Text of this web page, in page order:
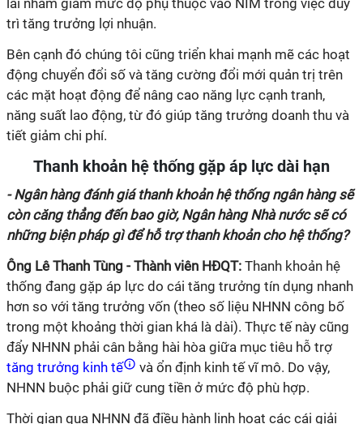
lãi nhằm giảm mức độ phụ thuộc vào NIM trong việc duy
trì tăng trưởng lợi nhuận.
Bên cạnh đó chúng tôi cũng triển khai mạnh mẽ các hoạt
động chuyển đổi số và tăng cường đổi mới quản trị trên
các mặt hoạt động để nâng cao năng lực cạnh tranh,
năng suất lao động, từ đó giúp tăng trưởng doanh thu và
tiết giảm chi phí.
Thanh khoản hệ thống gặp áp lực dài hạn
- Ngân hàng đánh giá thanh khoản hệ thống ngân hàng sẽ
còn căng thẳng đến bao giờ, Ngân hàng Nhà nước sẽ có
những biện pháp gì để hỗ trợ thanh khoản cho hệ thống?
Ông Lê Thanh Tùng - Thành viên HĐQT: Thanh khoản hệ
thống đang gặp áp lực do cái tăng trưởng tín dụng nhanh
hơn so với tăng trưởng vốn (theo số liệu NHNN công bố
trong một khoảng thời gian khá là dài). Thực tế này cũng
đẩy NHNN phải cân bằng hài hòa giữa mục tiêu hỗ trợ
tăng trưởng kinh tế
và ổn định kinh tế vĩ mô. Do vậy,
NHNN buộc phải giữ cung tiền ở mức độ phù hợp.
Thời gian qua NHNN đã điều hành linh hoạt các cái giải